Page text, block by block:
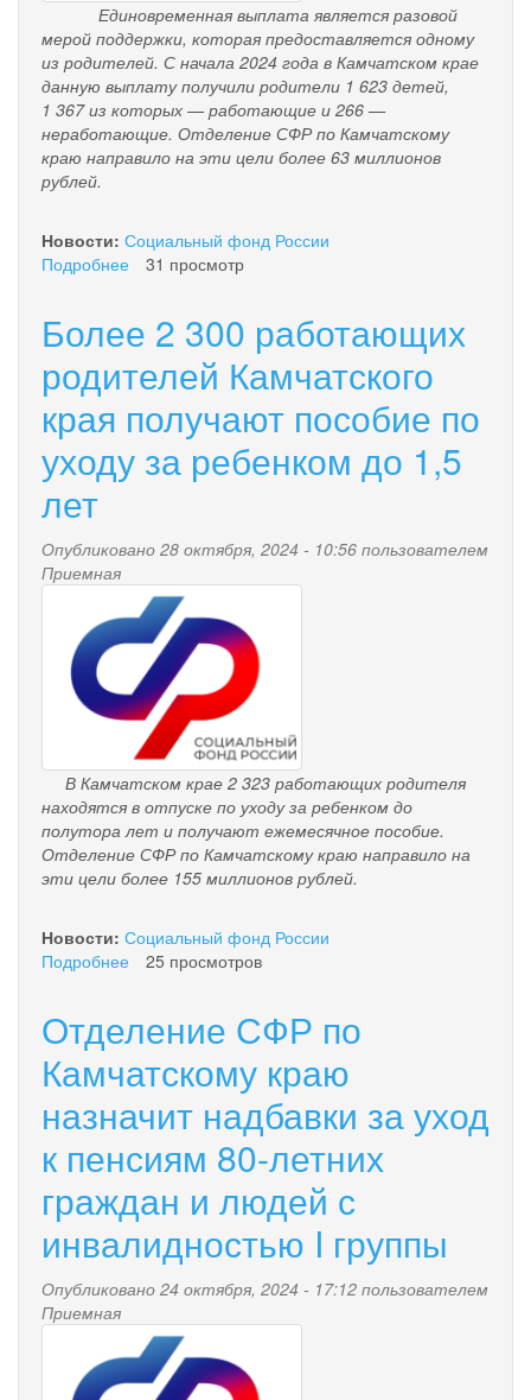
Единовременная выплата является разовой
мерой поддержки, которая предоставляется одному
из родителей. С начала 2024 года в Камчатском крае
данную выплату получили родители 1 623 детей,
1 367 из которых — работающие и 266 —
неработающие. Отделение СФР по Камчатскому
краю направило на эти цели более 63 миллионов
рублей.
Новости: Социальный фонд России
Подробнее
2024
крае
единовременную
выплату
ребенка
родители
более
1
600
детей
31 просмотр
Более 2 300 работающих
родителей Камчатского
края получают пособие по
уходу за ребенком до 1,5
лет
Опубликовано 28 октября, 2024 - 10:56 пользователем
Приемная
pensionnyy_fond.png
В Камчатском крае 2 323 работающих родителя
находятся в отпуске по уходу за ребенком до
полутора лет и получают ежемесячное пособие.
Отделение СФР по Камчатскому краю направило на
эти цели более 155 миллионов рублей.
Новости: Социальный фонд России
Подробнее
300
родителей
края
получают
пособие
по
уходу
за
ребенком
до
лет
25 просмотров
Отделение СФР по
Камчатскому краю
назначит надбавки за уход
к пенсиям 80-летних
граждан и людей с
инвалидностью I группы
Опубликовано 24 октября, 2024 - 17:12 пользователем
Приемная
pensionnyy_fond.png